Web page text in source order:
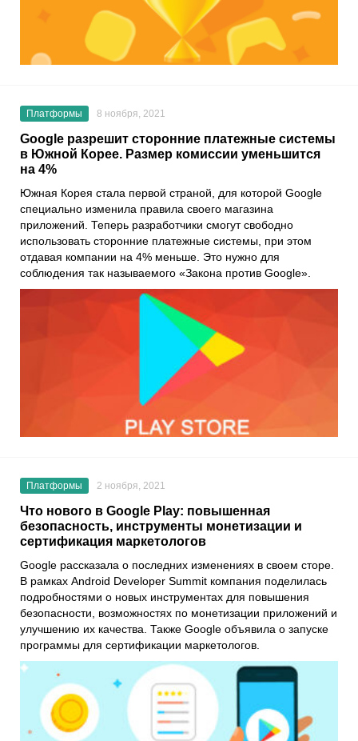
Платформы 8 ноября, 2021
Google разрешит сторонние платежные системы
в Южной Корее. Размер комиссии уменьшится
на 4%
Южная Корея стала первой страной, для которой Google
специально изменила правила своего магазина
приложений. Теперь разработчики смогут свободно
использовать сторонние платежные системы, при этом
отдавая компании на 4% меньше. Это нужно для
соблюдения так называемого «Закона против Google».
Платформы 2 ноября, 2021
Что нового в Google Play: повышенная
безопасность, инструменты монетизации и
сертификация маркетологов
Google рассказала о последних изменениях в своем сторе.
В рамках Android Developer Summit компания поделилась
подробностями о новых инструментах для повышения
безопасности, возможностях по монетизации приложений и
улучшению их качества. Также Google объявила о запуске
программы для сертификации маркетологов.